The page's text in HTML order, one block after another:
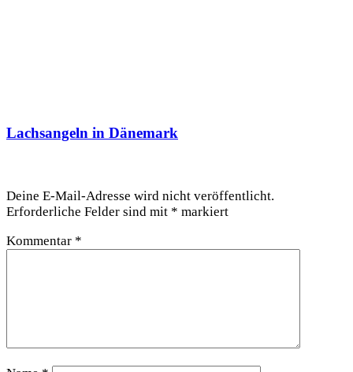
Lachsangeln in Dänemark
Deine E-Mail-Adresse wird nicht veröffentlicht.
Erforderliche Felder sind mit * markiert
Kommentar *